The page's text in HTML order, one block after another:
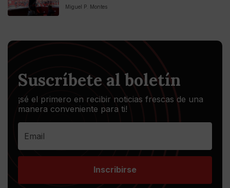
Miguel P. Montes
Suscríbete al boletín
¡sé el primero en recibir noticias frescas de una
manera conveniente para ti!
Inscribirse